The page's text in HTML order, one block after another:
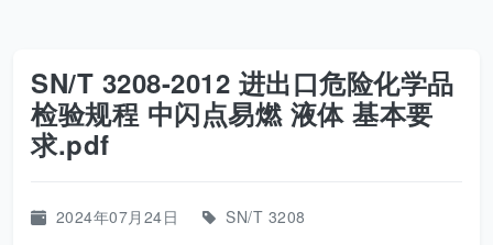
SN/T 3208-2012 进出口危险化学品
检验规程 中闪点易燃 液体 基本要
求.pdf
2024年07月24日
SN/T 3208